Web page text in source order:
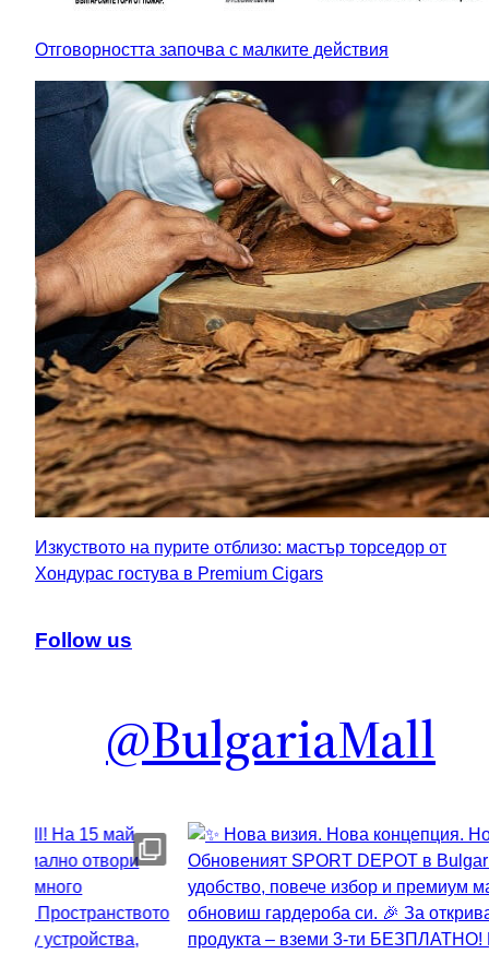
Отговорността започва с малките действия
Изкуството на пурите отблизо: мастър торседор от
Хондурас гостува в Premium Cigars
Follow us
@BulgariaMall